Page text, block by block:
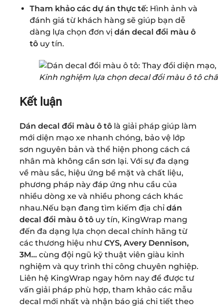
Tham khảo các dự án thực tế:Hình ảnh và
đánh giá từ khách hàng sẽ giúp bạn dễ
dàng lựa chọn đơn vị dán decal đổi màu ô
tôuy tín.
Kinh nghiệm lựa chọn decal đổi màu ô tô
Kết luận
Dán decal đổi màu ô tô là giải pháp giúp làm
mới diện mạo xe nhanh chóng, bảo vệ lớp
sơn nguyên bản và thể hiện phong cách cá
nhân mà không cần sơn lại. Với sự đa dạng
về màu sắc, hiệu ứng bề mặt và chất liệu,
phương pháp này đáp ứng nhu cầu của
nhiều dòng xe và nhiều phong cách khác
nhau.Nếu bạn đang tìm kiếm địa chỉ dán
decal đổi màu ô tô uy tín, KingWrap mang
đến đa dạng lựa chọn decal chính hãng từ
các thương hiệu như CYS, Avery Dennison,
3M... cùng đội ngũ kỹ thuật viên giàu kinh
nghiệm và quy trình thi công chuyên nghiệp.
Liên hệ KingWrap ngay hôm nay để được tư
vấn giải pháp phù hợp, tham khảo các mẫu
decal mới nhất và nhận báo giá chi tiết theo